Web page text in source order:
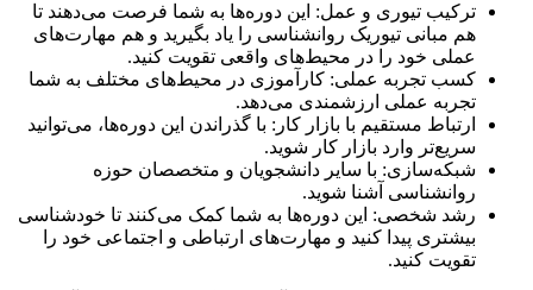
ترکیب تیوری و عمل: این دوره‌ها به شما فرصت می‌دهند تا
هم مبانی تیوریک روانشناسی را یاد بگیرید و هم مهارت‌های
عملی خود را در محیط‌های واقعی تقویت کنید.
کسب تجربه عملی: کارآموزی در محیط‌های مختلف به شما
تجربه عملی ارزشمندی می‌دهد.
ارتباط مستقیم با بازار کار: با گذراندن این دوره‌ها، می‌توانید
سریع‌تر وارد بازار کار شوید.
شبکه‌سازی: با سایر دانشجویان و متخصصان حوزه
روانشناسی آشنا شوید.
رشد شخصی: این دوره‌ها به شما کمک می‌کنند تا خودشناسی
بیشتری پیدا کنید و مهارت‌های ارتباطی و اجتماعی خود را
تقویت کنید.